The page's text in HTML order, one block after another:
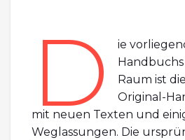
D
ie
Raum ist
Original-
mit neuen Texten und
Weglassungen. Die